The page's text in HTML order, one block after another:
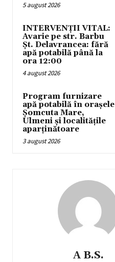
5 august 2026
INTERVENȚII VITAL:
Avarie pe str. Barbu
Șt. Delavrancea: fără
apă potabilă până la
ora 12:00
4 august 2026
Program furnizare
apă potabilă în orașele
Șomcuta Mare,
Ulmeni și localitățile
aparținătoare
3 august 2026
A B.S.